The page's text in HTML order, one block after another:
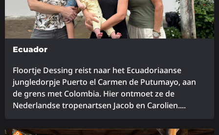
Ecuador
Floortje Dessing reist naar het Ecuadoriaanse
jungledorpje Puerto el Carmen de Putumayo, aan
de grens met Colombia. Hier ontmoet ze de
Nederlandse tropenartsen Jacob en Carolien....